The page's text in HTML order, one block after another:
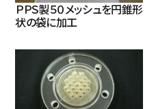
ＰＰＳ製５０メッシュを円錐形
状の袋に加工